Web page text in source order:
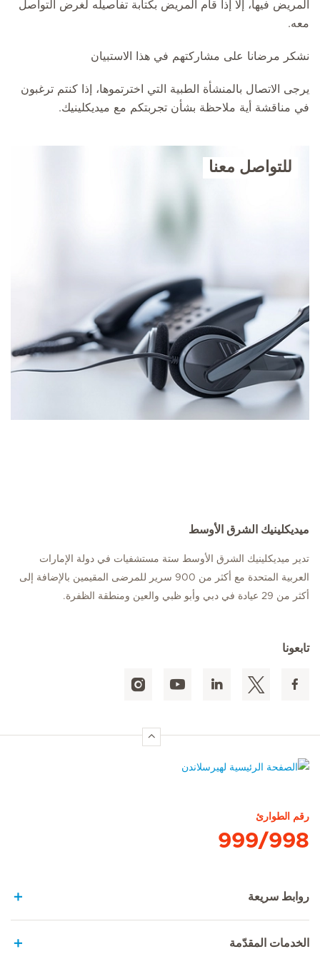
المريض فيها، إلا إذا قام المريض بكتابة تفاصيله لغرض التواصل
معه.
نشكر مرضانا على مشاركتهم في هذا الاستبيان
يرجى الاتصال بالمنشأة الطبية التي اخترتموها، إذا كنتم ترغبون
في مناقشة أية ملاحظة بشأن تجربتكم مع ميديكلينيك.
للتواصل معنا
ميديكلينيك الشرق الأوسط
تدير ميديكلينيك الشرق الأوسط ستة مستشفيات في دولة الإمارات
العربية المتحدة مع أكثر من 900 سرير للمرضى المقيمين بالإضافة إلى
أكثر من 29 عيادة في دبي وأبو ظبي والعين ومنطقة الظفرة.
تابعونا
رقم الطوارئ
999/998
روابط سريعة
الخدمات المقدّمة